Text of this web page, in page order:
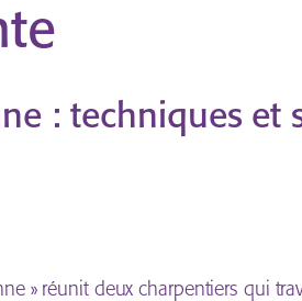
: techniques et
» réunit deux charpentiers qui